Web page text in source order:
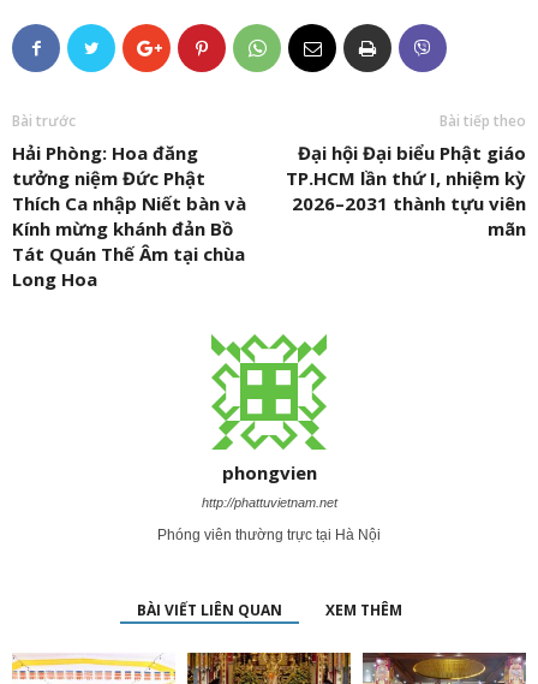
Bài trước
Hải Phòng: Hoa đăng
tưởng niệm Đức Phật
Thích Ca nhập Niết bàn và
Kính mừng khánh đản Bồ
Tát Quán Thế Âm tại chùa
Long Hoa
Bài tiếp theo
Đại hội Đại biểu Phật giáo
TP.HCM lần thứ I, nhiệm kỳ
2026–2031 thành tựu viên
mãn
phongvien
http://phattuvietnam.net
Phóng viên thường trực tại Hà Nội
BÀI VIẾT LIÊN QUAN XEM THÊM